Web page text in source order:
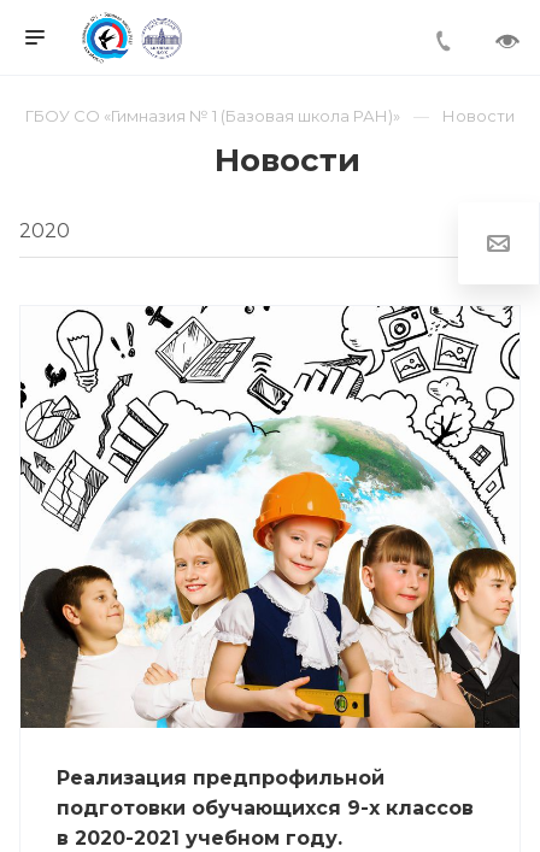
ГБОУ СО «Гимназия № 1 (Базовая школа РАН)» Новости
Новости
Реализация предпрофильной
подготовки обучающихся 9-х классов
в 2020-2021 учебном году.